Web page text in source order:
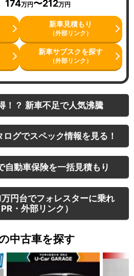
174万円〜212万円
新車見積もり
（外部リンク）
新車サブスクを探す
（外部リンク）
！？ 新車不足で人気沸騰
ログでスペック情報を見る！
自動車保険を一括見積もり
万円台でフォレスターに乗れ
・外部リンク）
中古車を探す